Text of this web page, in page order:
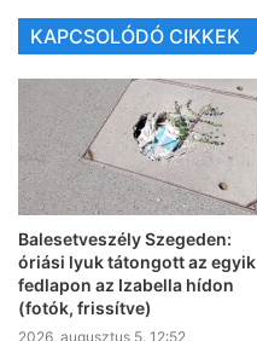
KAPCSOLÓDÓ CIKKEK
Balesetveszély Szegeden:
óriási lyuk tátongott az egyik
fedlapon az Izabella hídon
(fotók, frissítve)
2026, augusztus 5. 12:52